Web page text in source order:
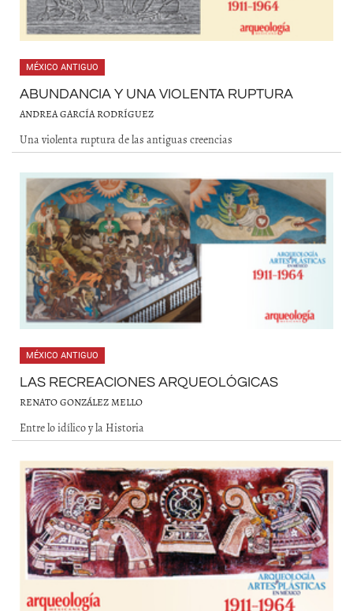
MÉXICO ANTIGUO
ABUNDANCIA Y UNA VIOLENTA RUPTURA
ANDREA GARCÍA RODRÍGUEZ
Una violenta ruptura de las antiguas creencias
MÉXICO ANTIGUO
LAS RECREACIONES ARQUEOLÓGICAS
RENATO GONZÁLEZ MELLO
Entre lo idílico y la Historia